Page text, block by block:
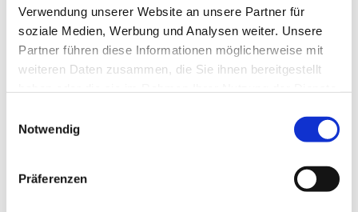
Verwendung unserer Website an unsere Partner für
soziale Medien, Werbung und Analysen weiter. Unsere
Partner führen diese Informationen möglicherweise mit
weiteren Daten zusammen, die Sie ihnen bereitgestellt
Notwendig
Präferenzen
Mai 2024
April 2024
März 2024
Februar 2024
Januar 2024
November 2023